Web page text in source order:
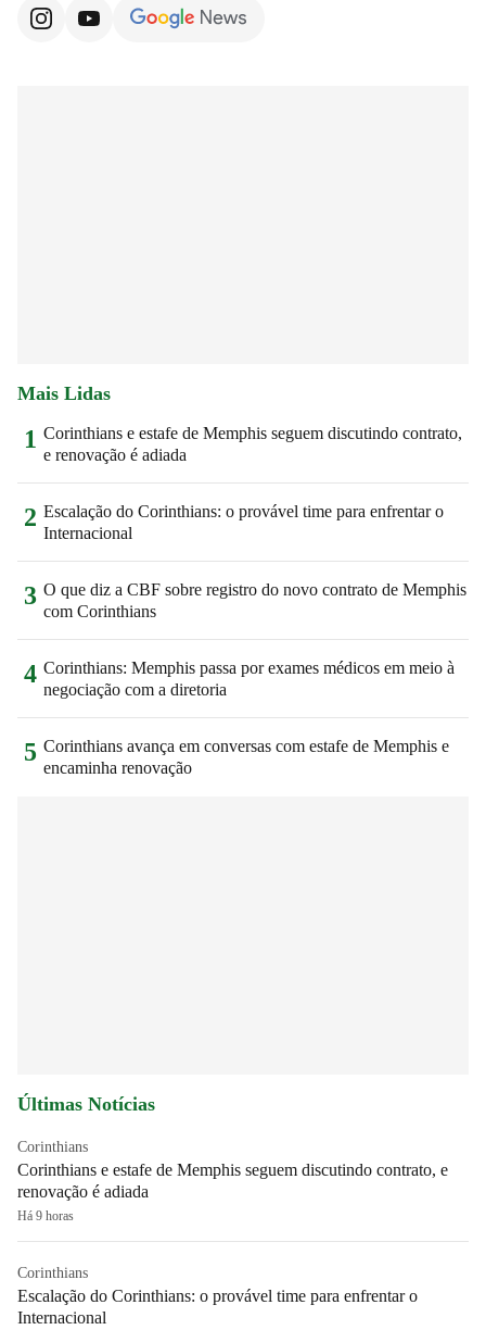
Mais Lidas
1 Corinthians e estafe de Memphis seguem discutindo contrato,
e renovação é adiada
2 Escalação do Corinthians: o provável time para enfrentar o
Internacional
3 O que diz a CBF sobre registro do novo contrato de Memphis
com Corinthians
4 Corinthians: Memphis passa por exames médicos em meio à
negociação com a diretoria
5 Corinthians avança em conversas com estafe de Memphis e
encaminha renovação
Últimas Notícias
Corinthians
Corinthians e estafe de Memphis seguem discutindo contrato, e
renovação é adiada
Há 9 horas
Corinthians
Escalação do Corinthians: o provável time para enfrentar o
Internacional